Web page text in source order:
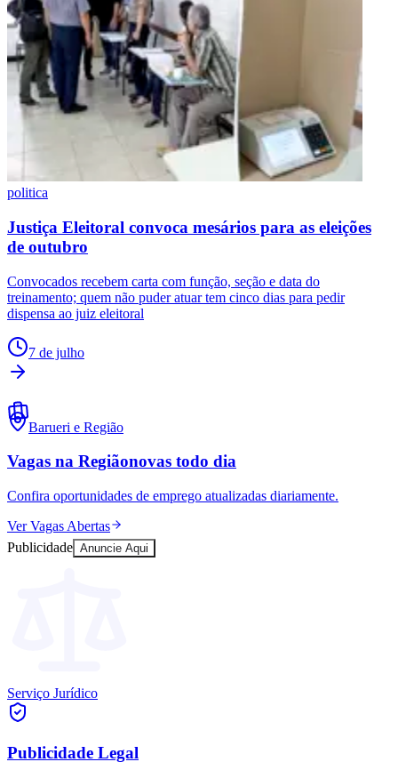
politica
Justiça Eleitoral convoca mesários para as eleições
de outubro
Convocados recebem carta com função, seção e data do
treinamento; quem não puder atuar tem cinco dias para pedir
dispensa ao juiz eleitoral
7 de julho
Barueri e Região
Vagas na Regiãonovas todo dia
Confira oportunidades de emprego atualizadas diariamente.
Ver Vagas Abertas
Publicidade Anuncie Aqui
Serviço Jurídico
Publicidade Legal